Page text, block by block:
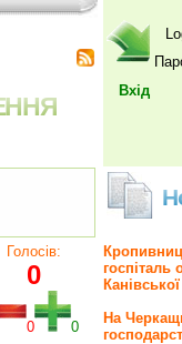
Голосів:
0
0 0
Вхід
госпіталь
На